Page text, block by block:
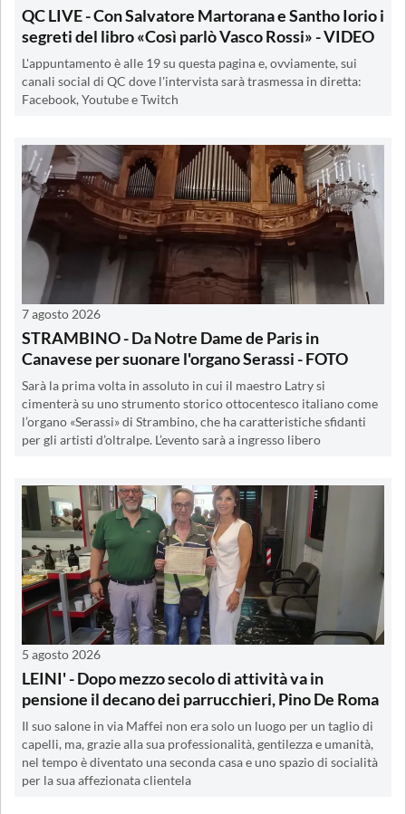
QC LIVE - Con Salvatore Martorana e Santho Iorio i
segreti del libro «Così parlò Vasco Rossi» - VIDEO
L'appuntamento è alle 19 su questa pagina e, ovviamente, sui
canali social di QC dove l'intervista sarà trasmessa in diretta:
Facebook, Youtube e Twitch
7 agosto 2026
STRAMBINO - Da Notre Dame de Paris in
Canavese per suonare l'organo Serassi - FOTO
Sarà la prima volta in assoluto in cui il maestro Latry si
cimenterà su uno strumento storico ottocentesco italiano come
l’organo «Serassi» di Strambino, che ha caratteristiche sfidanti
per gli artisti d’oltralpe. L’evento sarà a ingresso libero
5 agosto 2026
LEINI' - Dopo mezzo secolo di attività va in
pensione il decano dei parrucchieri, Pino De Roma
Il suo salone in via Maffei non era solo un luogo per un taglio di
capelli, ma, grazie alla sua professionalità, gentilezza e umanità,
nel tempo è diventato una seconda casa e uno spazio di socialità
per la sua affezionata clientela